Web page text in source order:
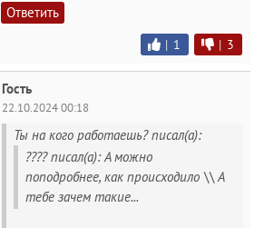
Ответить
| 1 | 3
Гость
22.10.2024 00:18
Ты на кого работаешь? писал(а):
???? писал(а): А можно
поподробнее, как происходило \\ А
тебе зачем такие...